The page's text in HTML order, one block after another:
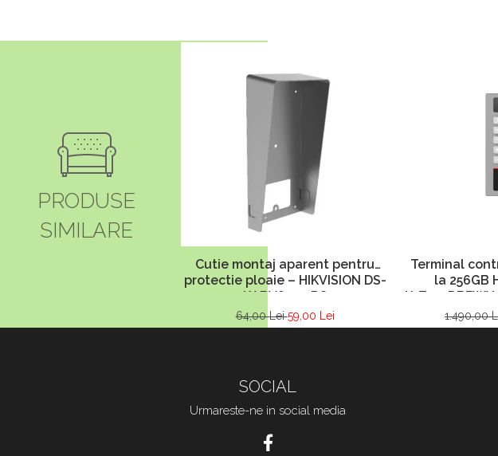
PRODUSE
SIMILARE
Cutie montaj aparent pentru
protectie ploaie – HIKVISION DS-
KABV8113-RS
64,00 Lei59,00 Lei
Terminal
la 256GB
1.490,00
SOCIAL
Urmareste-ne in social media